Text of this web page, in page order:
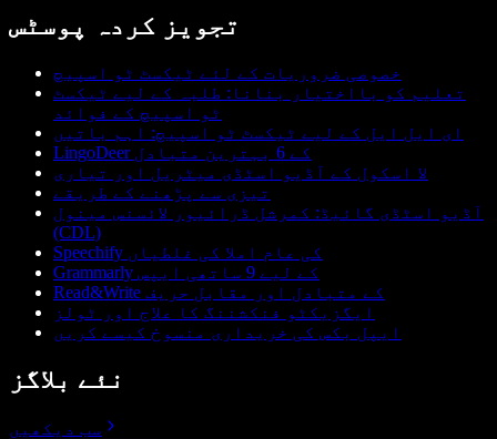
تجویز کردہ پوسٹس
خصوصی ضروریات کے لئے ٹیکسٹ ٹو اسپیچ
تعلیم کو بااختیار بنانا: طلبہ کے لیے ٹیکسٹ
ٹو اسپیچ کے فوائد
ای ایل ایل کے لیے ٹیکسٹ ٹو اسپیچ: اہم باتیں
LingoDeer کے 6 بہترین متبادل
لا اسکول کے آڈیو اسٹڈی میٹریل اور تیاری
تیزی سے پڑھنے کے طریقے
آڈیو اسٹڈی گائیڈ: کمرشل ڈرائیور لائسنس مینول
(CDL)
Speechify کی عام املا کی غلطیاں
Grammarly کے لیے 9 ساتھی ایپس
Read&Write کے متبادل اور مقابل حریف
ایگزیکٹو فنکشننگ کا علاج اور ٹولز
ایپل بکس کی خریداری منسوخ کیسے کریں
نئے بلاگز
سب دیکھیں